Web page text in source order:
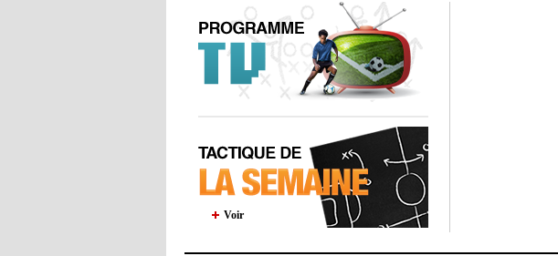
Voir